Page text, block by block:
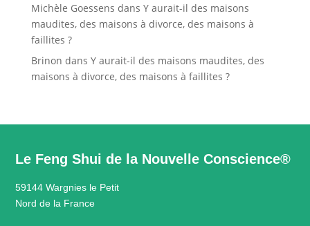
Michèle Goessens dans Y aurait-il des maisons
maudites, des maisons à divorce, des maisons à
faillites ?
Brinon dans Y aurait-il des maisons maudites, des
maisons à divorce, des maisons à faillites ?
Le Feng Shui de la Nouvelle Conscience®
59144 Wargnies le Petit
Nord de la France